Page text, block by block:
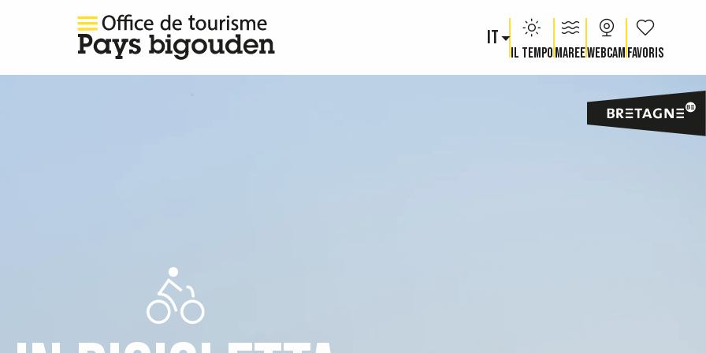
IT
Il tempoMareeWebcam Voir les